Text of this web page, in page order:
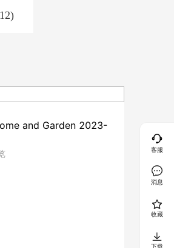
and Garden 2023-
客服
消息
收藏
下载